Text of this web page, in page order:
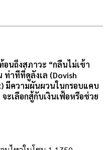
อนถึงสภาวะ “กลืนไม่เข้า
ท่าทีที่ดูลังเล (Dovish
มีความผันผวนในกรอบแคบ
ะเลือกสู้กับเงินเฟ้อหรือช่วย